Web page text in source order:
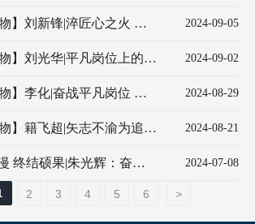
】刘新锋|淬匠心之火 铸
2024-09-05
】刘光华|平凡岗位上的尖
2024-09-02
】李化|奋战平凡岗位 坚
2024-08-29
】籍飞超|矢志不渝为追梦
2024-08-21
斗
战线的排头兵
2024-07-08
2 3 4 5 6 >